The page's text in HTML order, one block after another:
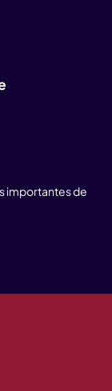
importantes de